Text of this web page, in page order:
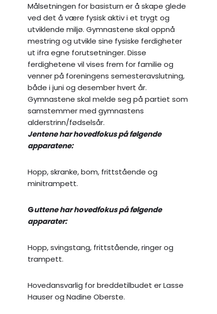
Målsetningen for basisturn er å skape glede
ved det å være fysisk aktiv i et trygt og
utviklende miljø. Gymnastene skal oppnå
mestring og utvikle sine fysiske ferdigheter
ut ifra egne forutsetninger. Disse
ferdighetene vil vises frem for familie og
venner på foreningens semesteravslutning,
både i juni og desember hvert år.
Gymnastene skal melde seg på partiet som
samstemmer med gymnastens
alderstrinn/fødselsår.
Jentene har hovedfokus på følgende
apparatene:
Hopp, skranke, bom, frittstående og
minitrampett.
Guttenehar hovedfokus på følgende
apparater:
Hopp, svingstang, frittstående, ringer og
trampett.
Hovedansvarlig for breddetilbudet er Lasse
Hauser og Nadine Oberste.